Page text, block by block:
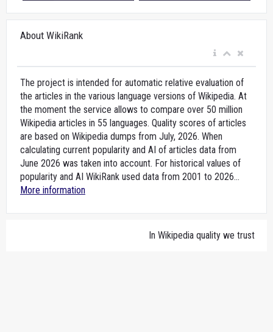
About WikiRank
The project is intended for automatic relative evaluation of
the articles in the various language versions of Wikipedia. At
the moment the service allows to compare over 50 million
Wikipedia articles in 55 languages. Quality scores of articles
are based on Wikipedia dumps from July, 2026. When
calculating current popularity and AI of articles data from
June 2026 was taken into account. For historical values of
popularity and AI WikiRank used data from 2001 to 2026...
More information
In Wikipedia quality we trust